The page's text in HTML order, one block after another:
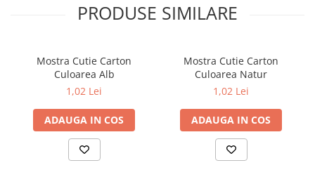
PRODUSE SIMILARE
Mostra Cutie Carton
Culoarea Alb
1,02 Lei
ADAUGA IN COS
Mostra Cutie Carton
Culoarea Natur
1,02 Lei
ADAUGA IN COS